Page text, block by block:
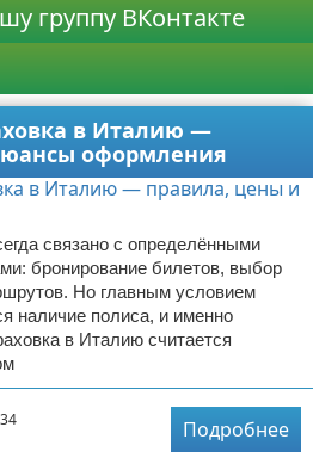
группу ВКонтакте
в Италию —
оформления
связано с определёнными
бронирование билетов, выбор
Но главным условием
наличие полиса, и именно
в Италию считается
Подробнее